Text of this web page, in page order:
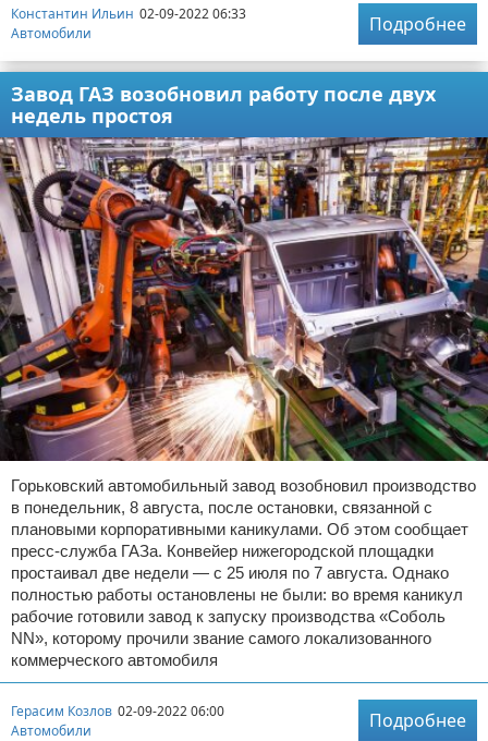
Константин Ильин 02-09-2022 06:33
Автомобили
Подробнее
Завод ГАЗ возобновил работу после двух
недель простоя
Горьковский автомобильный завод возобновил производство
в понедельник, 8 августа, после остановки, связанной с
плановыми корпоративными каникулами. Об этом сообщает
пресс-служба ГАЗа. Конвейер нижегородской площадки
простаивал две недели — с 25 июля по 7 августа. Однако
полностью работы остановлены не были: во время каникул
рабочие готовили завод к запуску производства «Соболь
NN», которому прочили звание самого локализованного
коммерческого автомобиля
Герасим Козлов 02-09-2022 06:00
Автомобили
Подробнее